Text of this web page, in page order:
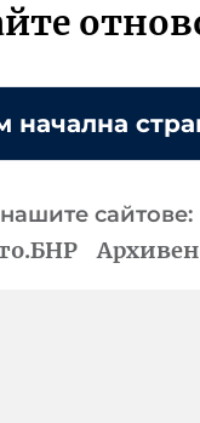
начална
сайтове: